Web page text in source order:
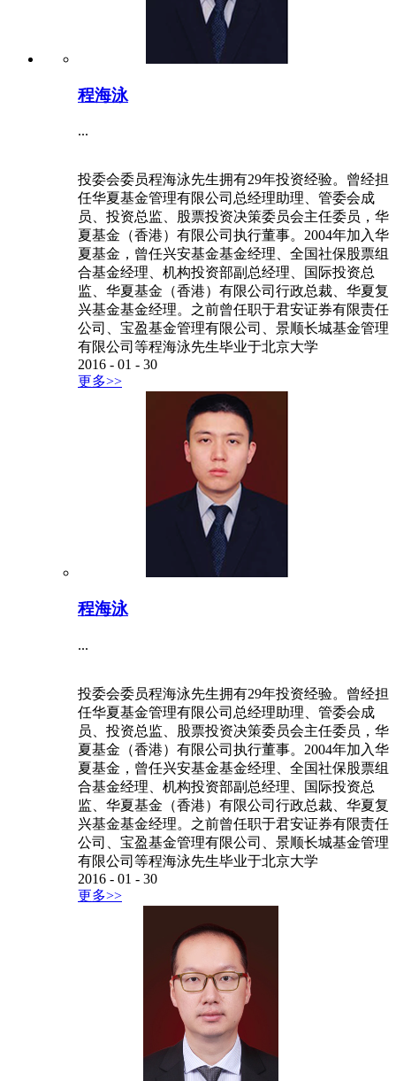
程海泳
...
投委会委员程海泳先生拥有29年投资经验。曾经担
任华夏基金管理有限公司总经理助理、管委会成
员、投资总监、股票投资决策委员会主任委员，华
夏基金（香港）有限公司执行董事。2004年加入华
夏基金，曾任兴安基金基金经理、全国社保股票组
合基金经理、机构投资部副总经理、国际投资总
监、华夏基金（香港）有限公司行政总裁、华夏复
兴基金基金经理。之前曾任职于君安证券有限责任
公司、宝盈基金管理有限公司、景顺长城基金管理
有限公司等程海泳先生毕业于北京大学
2016 - 01 - 30
更多>>
程海泳
...
投委会委员程海泳先生拥有29年投资经验。曾经担
任华夏基金管理有限公司总经理助理、管委会成
员、投资总监、股票投资决策委员会主任委员，华
夏基金（香港）有限公司执行董事。2004年加入华
夏基金，曾任兴安基金基金经理、全国社保股票组
合基金经理、机构投资部副总经理、国际投资总
监、华夏基金（香港）有限公司行政总裁、华夏复
兴基金基金经理。之前曾任职于君安证券有限责任
公司、宝盈基金管理有限公司、景顺长城基金管理
有限公司等程海泳先生毕业于北京大学
2016 - 01 - 30
更多>>